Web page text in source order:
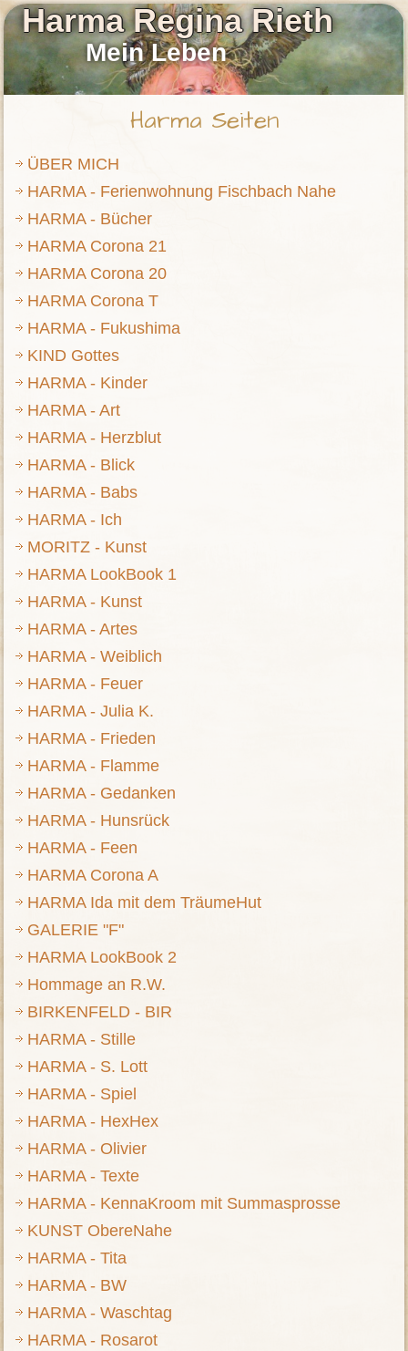
Harma Regina Rieth
Mein Leben
Harma Seiten
ÜBER MICH
HARMA - Ferienwohnung Fischbach Nahe
HARMA - Bücher
HARMA Corona 21
HARMA Corona 20
HARMA Corona T
HARMA - Fukushima
KIND Gottes
HARMA - Kinder
HARMA - Art
HARMA - Herzblut
HARMA - Blick
HARMA - Babs
HARMA - Ich
MORITZ - Kunst
HARMA LookBook 1
HARMA - Kunst
HARMA - Artes
HARMA - Weiblich
HARMA - Feuer
HARMA - Julia K.
HARMA - Frieden
HARMA - Flamme
HARMA - Gedanken
HARMA - Hunsrück
HARMA - Feen
HARMA Corona A
HARMA Ida mit dem TräumeHut
GALERIE "F"
HARMA LookBook 2
Hommage an R.W.
BIRKENFELD - BIR
HARMA - Stille
HARMA - S. Lott
HARMA - Spiel
HARMA - HexHex
HARMA - Olivier
HARMA - Texte
HARMA - KennaKroom mit Summasprosse
KUNST ObereNahe
HARMA - Tita
HARMA - BW
HARMA - Waschtag
HARMA - Rosarot